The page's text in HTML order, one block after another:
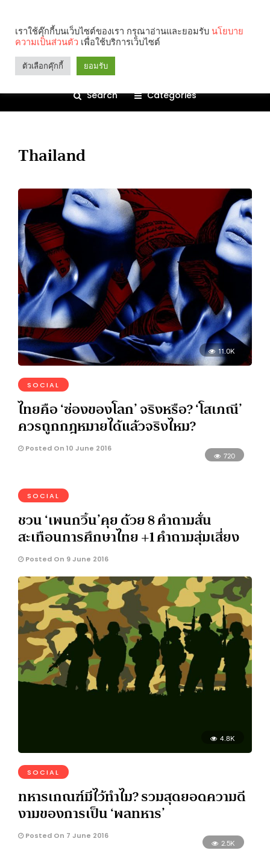
Search Categories
Thailand
11.0K
SOCIAL
ไทยคือ ‘ซ่องของโลก’ จริงหรือ? ‘โสเภณี’
ควรถูกกฎหมายได้แล้วจริงไหม?
Posted On 10 June 2016
720
SOCIAL
ชวน ‘เพนกวิ้น’คุย ด้วย 8 คำถามสั่น
สะเทือนการศึกษาไทย +1 คำถามสุ่มเสี่ยง
Posted On 9 June 2016
4.8K
SOCIAL
ทหารเกณฑ์มีไว้ทำไม? รวมสุดยอดความดี
งามของการเป็น ‘พลทหาร’
Posted On 7 June 2016
2.5K
เราใช้คุ๊กกี้บนเว็บไซต์ของเรา กรุณาอ่านและยอมรับ นโยบาย
ความเป็นส่วนตัว เพื่อใช้บริการเว็บไซต์
ตัวเลือกคุ๊กกี้ ยอมรับ